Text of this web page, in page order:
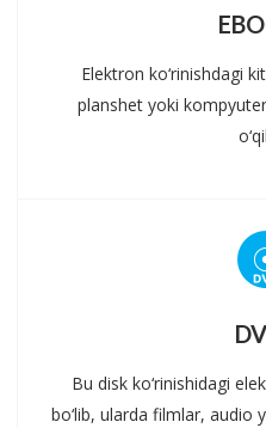
Elektron ko‘rinishdagi
planshet yoki
Bu disk ko‘rinishidagi
bo‘lib, ularda filmlar, audio